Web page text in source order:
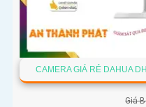
CAMERA GIÁ RẺ DAHUA
Giá